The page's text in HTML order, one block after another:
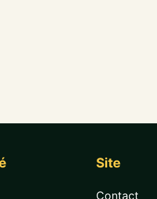
Site
Contact